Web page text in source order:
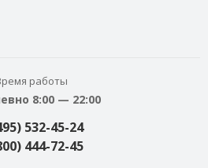
работы
8:00 — 22:00
532-45-24
444-72-45